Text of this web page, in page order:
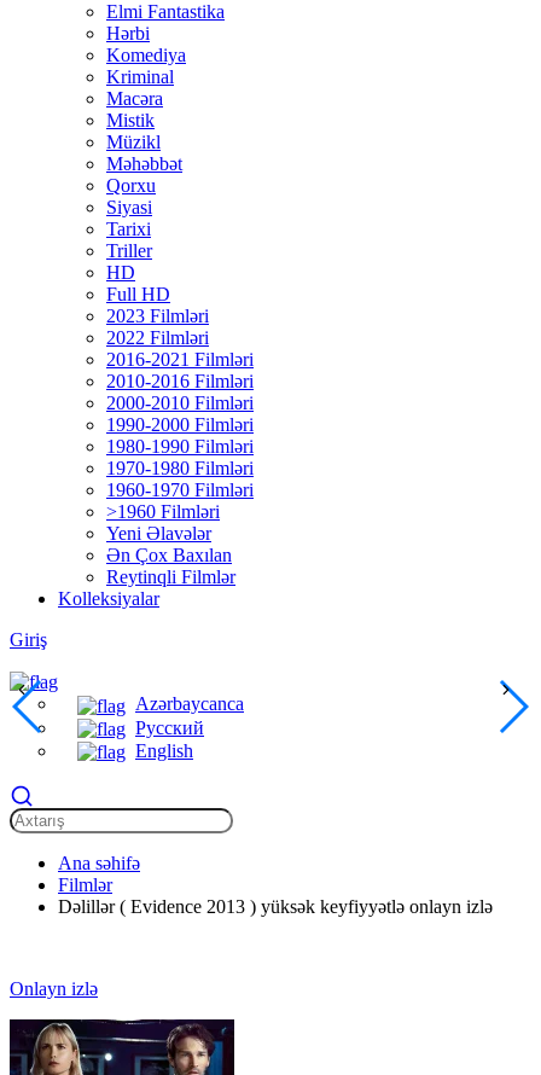
Elmi Fantastika
Hərbi
Komediya
Kriminal
Macəra
Mistik
Müzikl
Məhəbbət
Qorxu
Siyasi
Tarixi
Triller
HD
Full HD
2023 Filmləri
2022 Filmləri
2016-2021 Filmləri
2010-2016 Filmləri
2000-2010 Filmləri
1990-2000 Filmləri
1980-1990 Filmləri
1970-1980 Filmləri
1960-1970 Filmləri
>1960 Filmləri
Yeni Əlavələr
Ən Çox Baxılan
Reytinqli Filmlər
Kolleksiyalar
Giriş
Azərbaycanca
Русский
English
Ana səhifə
Filmlər
Dəlillər ( Evidence 2013 ) yüksək keyfiyyətlə onlayn izlə
Onlayn izlə